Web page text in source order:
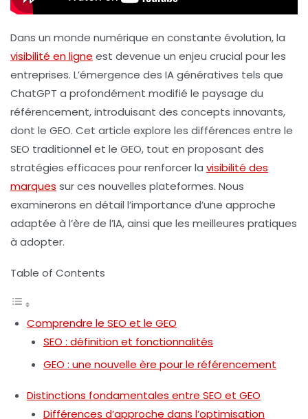
Dans un monde numérique en constante évolution, la
visibilité en ligne est devenue un enjeu crucial pour les
entreprises. L’émergence des IA génératives tels que
ChatGPT a profondément modifié le paysage du
référencement, introduisant des concepts innovants,
dont le GEO. Cet article explore les différences entre le
SEO traditionnel et le GEO, tout en proposant des
stratégies efficaces pour renforcer la visibilité des
marques sur ces nouvelles plateformes. Nous
examinerons en détail l’importance d’une approche
adaptée à l’ère de l’IA, ainsi que les meilleures pratiques
à adopter.
Table of Contents
Comprendre le SEO et le GEO
SEO : définition et fonctionnalités
GEO : une nouvelle ère pour le référencement
Distinctions fondamentales entre SEO et GEO
Différences d’approche dans l’optimisation